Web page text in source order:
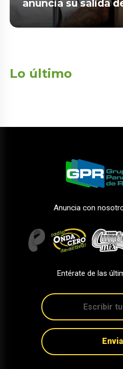
anuncia su salida
Lo último
Anuncia con
Entérate de las